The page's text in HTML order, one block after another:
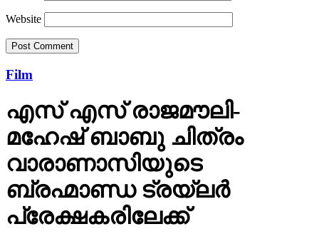
Website
Film
എസ് എസ് രാജമൗലി-
മഹേഷ് ബാബു ചിത്രം
വാരാണാസിയുടെ
ബ്രഹ്മാണ്ഡ ട്രയ്ലർ
പ്രേക്ഷകരിലേക്ക്